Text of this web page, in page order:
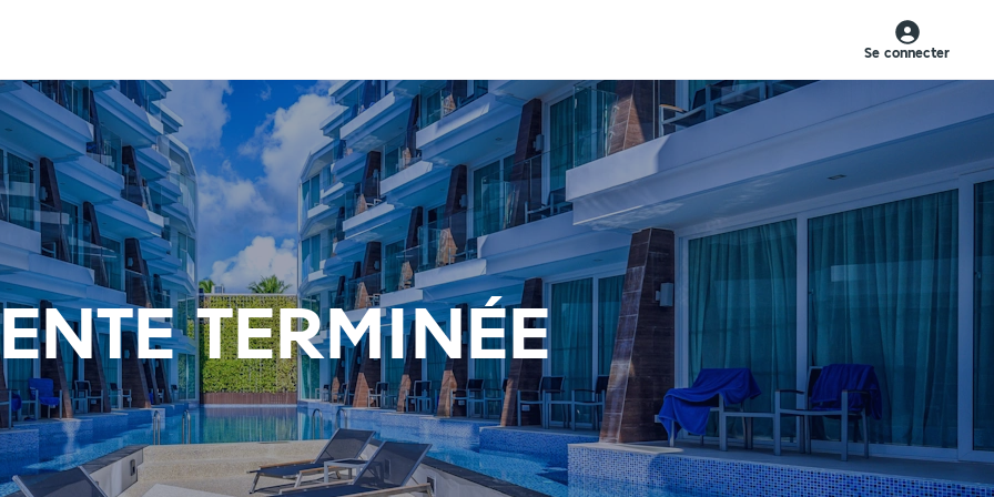
Se connecter
TERMINÉE